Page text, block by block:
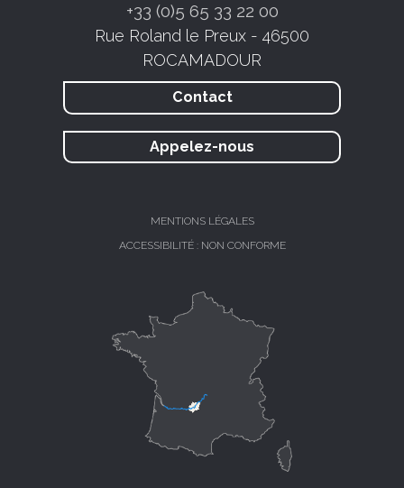
+33 (0)5 65 33 22 00
Rue Roland le Preux - 46500
ROCAMADOUR
Contact
Appelez-nous
MENTIONS LÉGALES
ACCESSIBILITÉ : NON CONFORME